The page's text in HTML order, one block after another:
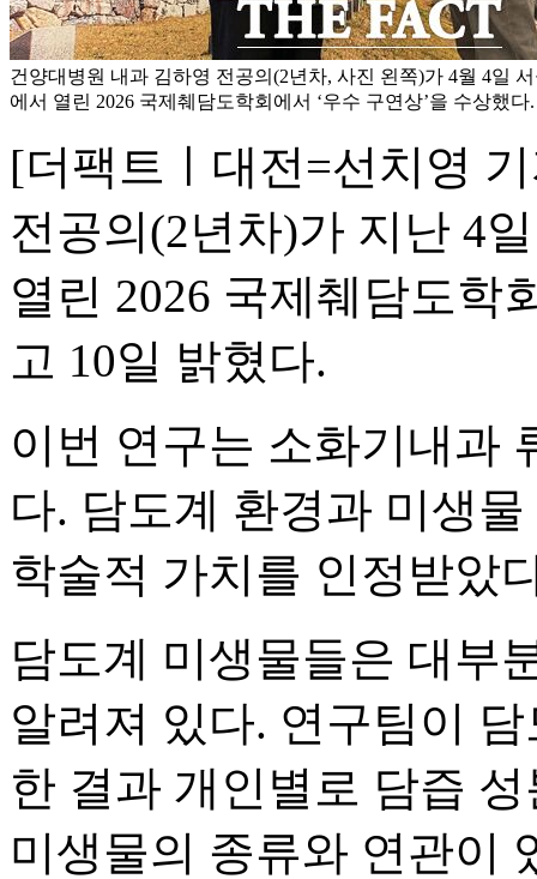
건양대병원 내과 김하영 전공의(2년차, 사진 왼쪽)가 4월 4일
에서 열린 2026 국제췌담도학회에서 ‘우수 구연상’을 수상했
[더팩트ㅣ대전=선치영
전공의(2년차)가 지난 4
열린 2026 국제췌담도학
고 10일 밝혔다.
이번 연구는 소화기내과
다. 담도계 환경과 미생
학술적 가치를 인정받았
담도계 미생물들은 대부
알려져 있다. 연구팀이
한 결과 개인별로 담즙
미생물의 종류와 연관이